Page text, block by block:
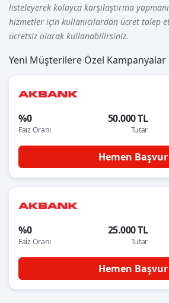
listeleyerek kolayca karşılaştırma
hizmetler için kullanıcılardan ücret talep
ücretsiz olarak kullanabilirsiniz.
Yeni Müşterilere Özel Kampanyalar
%0
Faiz Oranı
50.000 TL
Tutar
Hemen Başvur
%0
Faiz Oranı
25.000 TL
Tutar
Hemen Başvur